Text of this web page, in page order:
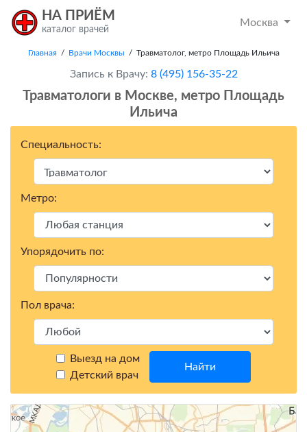
НА ПРИЁМ
каталог врачей
Москва
Главная / Врачи Москвы / Травматолог, метро Площадь Ильича
Запись к Врачу: 8 (495) 156-35-22
Травматологи в Москвe, метро Площадь
Ильича
Специальность:
Метро:
Упорядочить по:
Пол врача:
Выезд на дом
Детский врач
Найти